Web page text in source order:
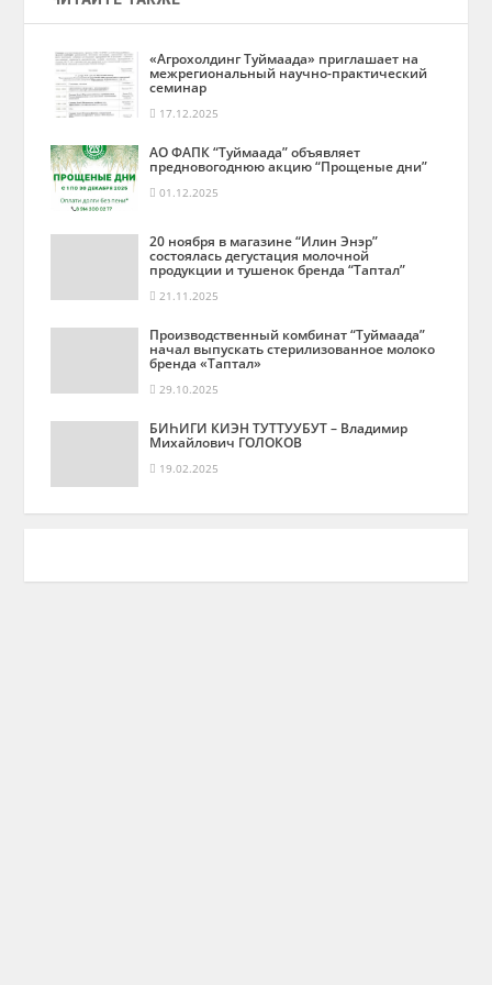
«Агрохолдинг Туймаада» приглашает на
межрегиональный научно-практический
семинар
17.12.2025
АО ФАПК “Туймаада” объявляет
предновогоднюю акцию “Прощеные дни”
01.12.2025
20 ноября в магазине “Илин Энэр”
состоялась дегустация молочной
продукции и тушенок бренда “Таптал”
21.11.2025
Производственный комбинат “Туймаада”
начал выпускать стерилизованное молоко
бренда «Таптал»
29.10.2025
БИҺИГИ КИЭН ТУТТУУБУТ – Владимир
Михайлович ГОЛОКОВ
19.02.2025